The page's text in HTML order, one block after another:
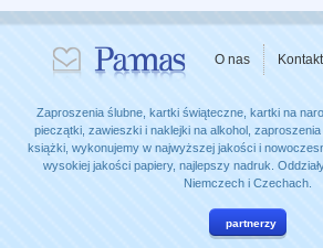
O nas
Zaproszenia ślubne, kartki świąteczne, kartki na
pieczątki, zawieszki i naklejki na alkohol,
książki, wykonujemy w najwyższej jakości i
wysokiej jakości papiery, najlepszy nadruk.
Niemczech i Czechach.
partnerzy